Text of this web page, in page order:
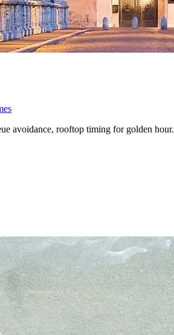
avoidance, rooftop timing for golden hour.